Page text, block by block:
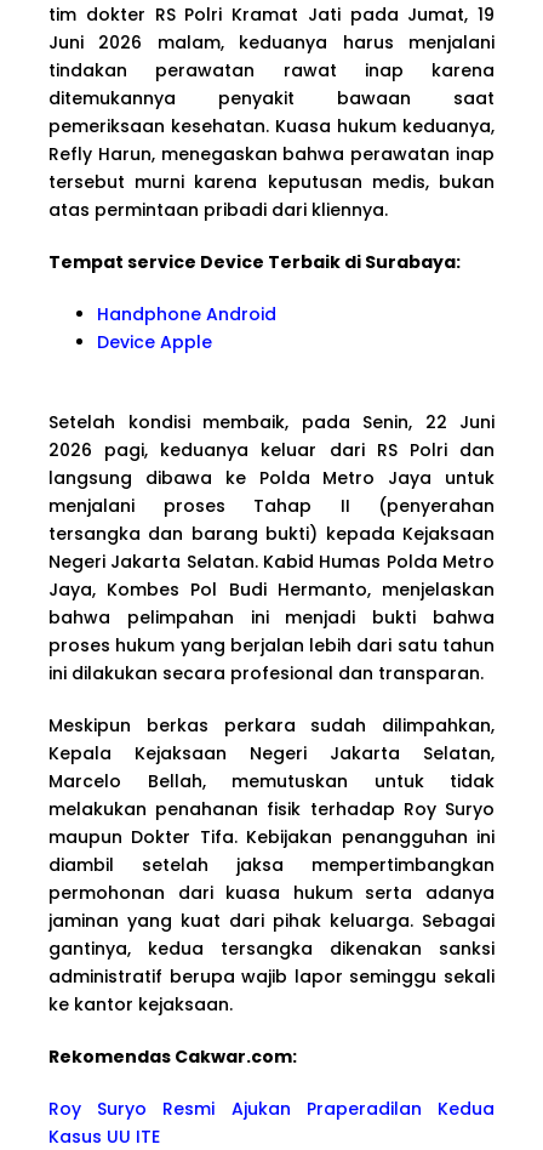
tim dokter RS Polri Kramat Jati pada Jumat, 19
Juni 2026 malam, keduanya harus menjalani
tindakan perawatan rawat inap karena
ditemukannya penyakit bawaan saat
pemeriksaan kesehatan. Kuasa hukum keduanya,
Refly Harun, menegaskan bahwa perawatan inap
tersebut murni karena keputusan medis, bukan
atas permintaan pribadi dari kliennya.
Tempat service Device Terbaik di Surabaya:
Handphone Android
Device Apple
Setelah kondisi membaik, pada Senin, 22 Juni
2026 pagi, keduanya keluar dari RS Polri dan
langsung dibawa ke Polda Metro Jaya untuk
menjalani proses Tahap II (penyerahan
tersangka dan barang bukti) kepada Kejaksaan
Negeri Jakarta Selatan. Kabid Humas Polda Metro
Jaya, Kombes Pol Budi Hermanto, menjelaskan
bahwa pelimpahan ini menjadi bukti bahwa
proses hukum yang berjalan lebih dari satu tahun
ini dilakukan secara profesional dan transparan.
Meskipun berkas perkara sudah dilimpahkan,
Kepala Kejaksaan Negeri Jakarta Selatan,
Marcelo Bellah, memutuskan untuk tidak
melakukan penahanan fisik terhadap Roy Suryo
maupun Dokter Tifa. Kebijakan penangguhan ini
diambil setelah jaksa mempertimbangkan
permohonan dari kuasa hukum serta adanya
jaminan yang kuat dari pihak keluarga. Sebagai
gantinya, kedua tersangka dikenakan sanksi
administratif berupa wajib lapor seminggu sekali
ke kantor kejaksaan.
Rekomendas Cakwar.com:
Roy Suryo Resmi Ajukan Praperadilan Kedua
Kasus UU ITE